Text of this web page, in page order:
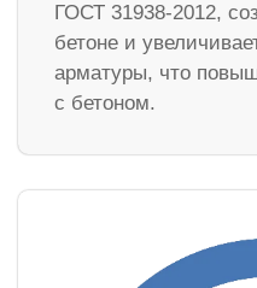
ГОСТ 31938-2012,
бетоне и
арматуры, что
с бетоном.